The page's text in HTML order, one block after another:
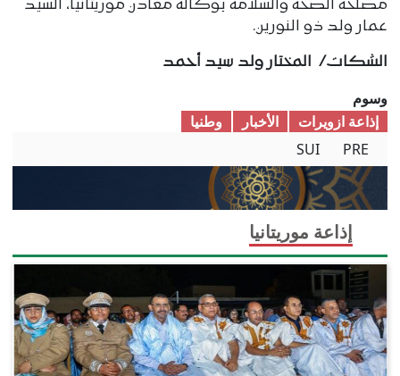
مصلحة الصحة والسلامة بوكالة معادن موريتانيا، السيد
عمار ولد ذو النورين.
الشكات/ المختار ولد سيد أحمد
وسوم
إذاعة ازويرات
الأخبار
وطنیا
PRE
SUI
إذاعة موريتانيا